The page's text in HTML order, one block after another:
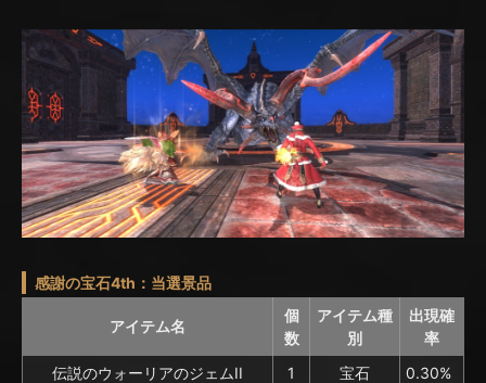
感謝の宝石4th：当選景品
アイテム名
個
数
アイテム種
別
出現確
率
伝説のウォーリアのジェムII
1 宝石
0.30%